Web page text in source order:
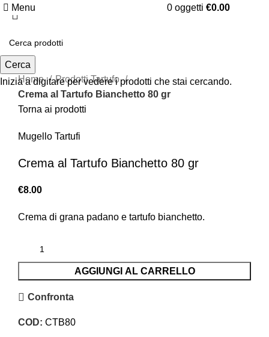
Menu 0 oggetti €0.00
Clicca per ingrandire
Home
Prodotti Tartufo
Crema al Tartufo Bianchetto 80 gr
Torna ai prodotti
Mugello Tartufi
Crema al Tartufo Bianchetto 80 gr
€8.00
Crema di grana padano e tartufo bianchetto.
AGGIUNGI AL CARRELLO
Confronta
COD: CTB80
Cerca
Inizia a digitare per vedere i prodotti che stai cercando.